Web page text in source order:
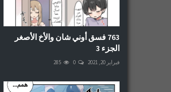
763 فسق أوني شان والأخ الأصغر
الجزء 3
فبراير 20, 2021 0
285